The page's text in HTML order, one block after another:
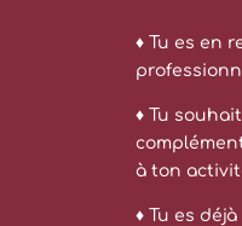
♦ Tu es en
♦ Tu
à ton
♦ Tu es